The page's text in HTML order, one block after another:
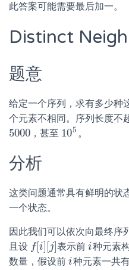
此答案可能需要最后加一。
Distinct
题意
给定一个序列，求有多少种
个元素不相同。序列长度不
5000
5000 ，甚至 105
105。
分析
这类问题通常具有鲜明的状
一个状态。
因此我们可以依次向最终序
且设 f[i] [j]
f[ ] ] 表示前 i
i 种元素
数量，假设前 i
i 种元素一共